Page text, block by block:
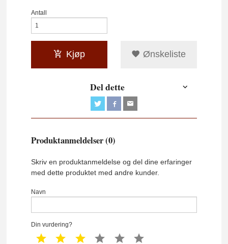
Antall
Kjøp Ønskeliste
Del dette
Produktanmeldelser (0)
Skriv en produktanmeldelse og del dine erfaringer
med dette produktet med andre kunder.
Navn
Din vurdering?
1 star 2 star 3 star 4 star 5 star